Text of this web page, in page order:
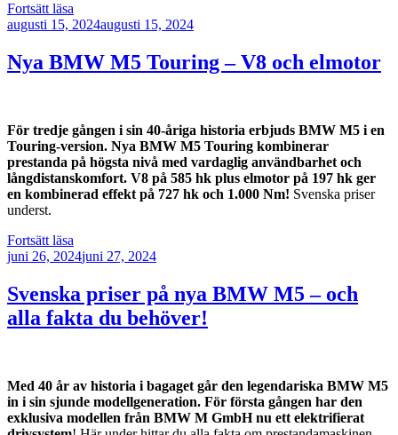
Fortsätt läsa
Maximilian
lämnar
för
Publicerat
augusti 15, 2024augusti 15, 2024
Nya BMW M5 Touring – V8 och elmotor
För tredje gången i sin 40-åriga historia erbjuds BMW M5 i en
Touring-version. Nya BMW M5 Touring kombinerar
prestanda på högsta nivå med vardaglig användbarhet och
långdistanskomfort. V8 på 585 hk plus elmotor på 197 hk ger
en kombinerad effekt på 727 hk och 1.000 Nm! Svenska priser
underst.
Fortsätt läsa
BMW
Touring
–
V8
Publicerat
juni 26, 2024juni 27, 2024
Svenska priser på nya BMW M5 – och
alla fakta du behöver!
Med 40 år av historia i bagaget går den legendariska BMW M5
in i sin sjunde modellgeneration. För första gången har den
exklusiva modellen från BMW M GmbH nu ett elektrifierat